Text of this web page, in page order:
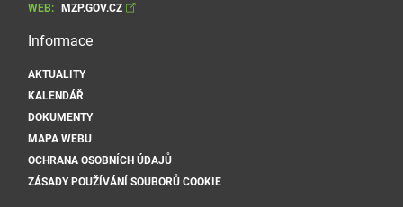
WEB:
MZP.GOV.CZ
Informace
AKTUALITY
KALENDÁŘ
DOKUMENTY
MAPA WEBU
OCHRANA OSOBNÍCH ÚDAJŮ
ZÁSADY POUŽÍVÁNÍ SOUBORŮ COOKIE